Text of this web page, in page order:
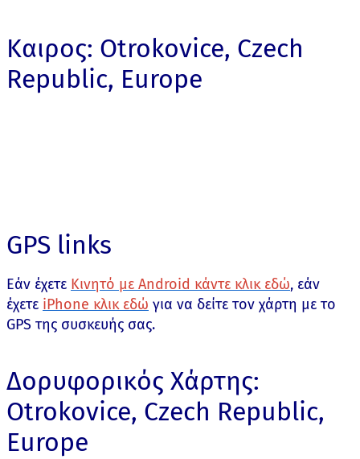
Καιρος: Otrokovice, Czech
Republic, Europe
GPS links
Εάν έχετε Κινητό με Android κάντε κλικ εδώ, εάν
έχετε iPhone κλικ εδώ για να δείτε τον χάρτη με το
GPS της συσκευής σας.
Δορυφορικός Χάρτης:
Otrokovice, Czech Republic,
Europe